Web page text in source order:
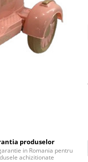
produselor
in Romania pentru
achizitionate